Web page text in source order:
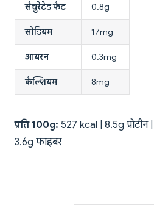
सैचुरेटेड फैट 0.8g
सोडियम 17mg
आयरन 0.3mg
कैल्शियम 8mg
प्रति 100g: 527 kcal | 8.5g प्रोटीन
3.6g फाइबर